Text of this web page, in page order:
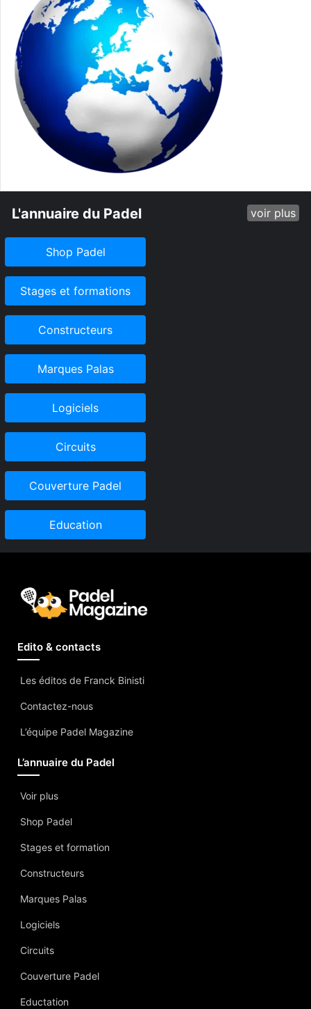
L'annuaire du Padel voir plus
Shop Padel
Stages et formations
Constructeurs
Marques Palas
Logiciels
Circuits
Couverture Padel
Education
Edito & contacts
Les éditos de Franck Binisti
Contactez-nous
L’équipe Padel Magazine
L’annuaire du Padel
Voir plus
Shop Padel
Stages et formation
Constructeurs
Marques Palas
Logiciels
Circuits
Couverture Padel
Eductation